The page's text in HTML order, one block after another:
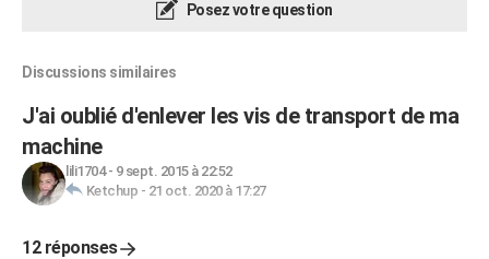
Posez votre question
Discussions similaires
J'ai oublié d'enlever les vis de transport de ma
machine
lili1704- 9 sept. 2015 à 22:52
Ketchup - 21 oct. 2020 à 17:27
12 réponses